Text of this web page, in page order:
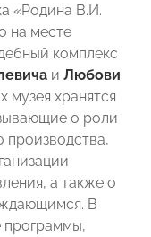
«Родина В.И.
на месте
комплекс
и Любови
музея хранятся
о роли
производства,
а также о
В
программы,